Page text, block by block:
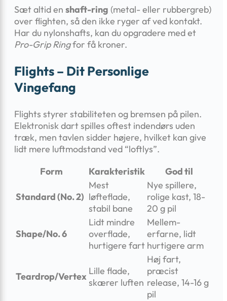
Sæt altid en shaft-ring (metal- eller rubbergreb)
over flighten, så den ikke ryger af ved kontakt.
Har du nylonshafts, kan du opgradere med et
Pro-Grip Ringfor få kroner.
Flights – Dit Personlige
Vingefang
Flights styrer stabiliteten og bremsen på pilen.
Elektronisk dart spilles oftest indendørs uden
træk, men tavlen sidder højere, hvilket kan give
lidt mere luftmodstand ved “loftlys”.
Form
Karakteristik God til
Standard (No. 2)
Mest
løfteflade,
stabil bane
Nye spillere,
rolige kast, 18-
20 g pil
Shape/No. 6
Lidt mindre
overflade,
hurtigere fart
Mellem-
erfarne, lidt
hurtigere arm
Teardrop/Vertex Lille flade,
skærer luften
Høj fart,
præcist
release, 14-16 g
pil